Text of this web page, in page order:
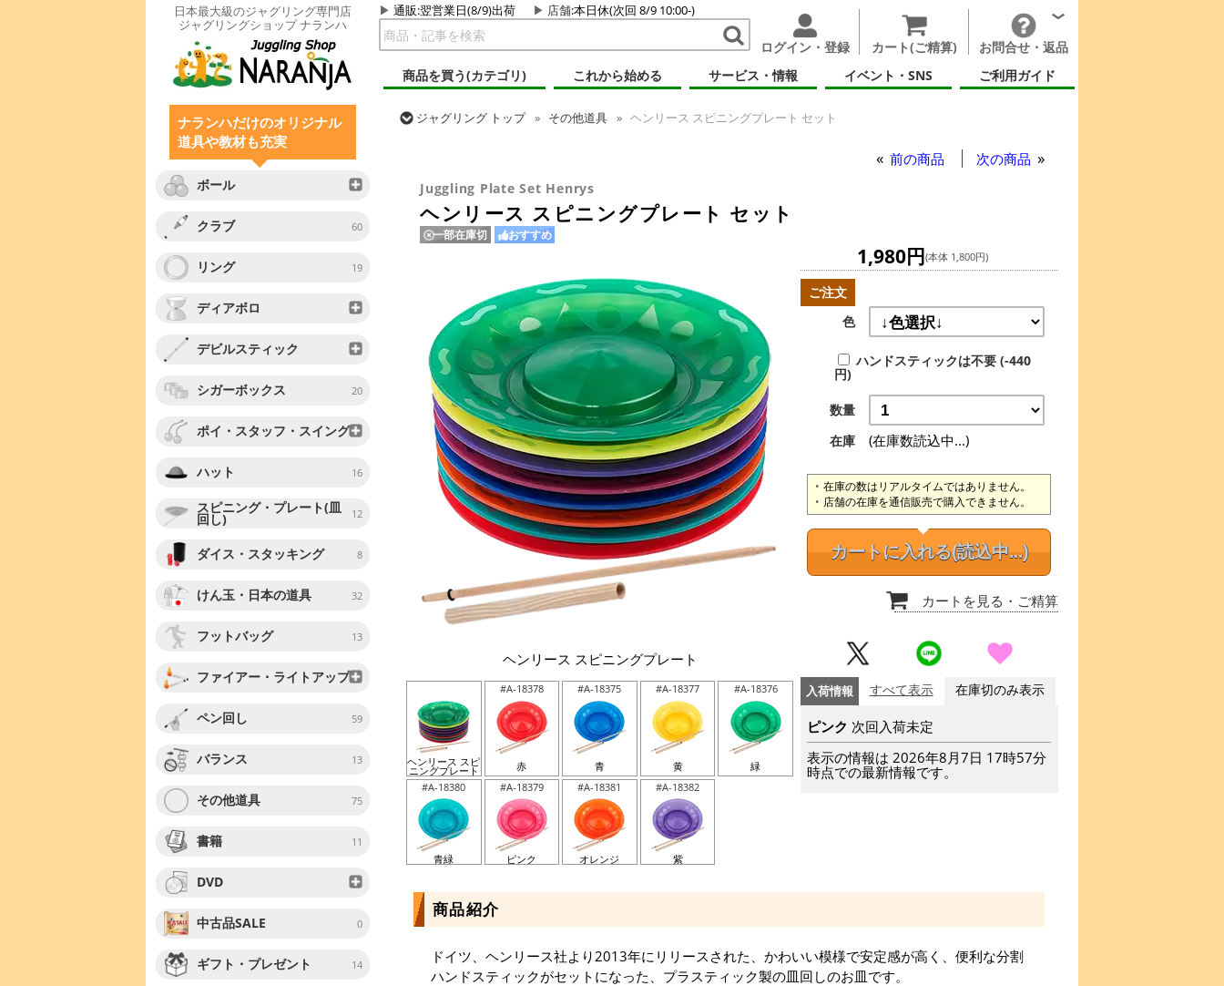
日本最大級のジャグリング専門店
ジャグリングショップ ナランハ
通販:翌営業日(8/9)出荷 店舗:本日休(次回 8/9 10:00-)
ログイン・登録 カート(ご精算)
お問合せ・返品
商品を買う(カテゴリ)
これから始める サービス・情報 イベント・SNS ご利用ガイド
ナランハだけのオリジナル
道具や教材も充実
ボール
クラブ 60
リング 19
ディアボロ
デビルスティック
シガーボックス 20
ポイ・スタッフ・スイング
ハット 16
スピニング・プレート(皿
回し) 12
ダイス・スタッキング 8
けん玉・日本の道具 32
フットバッグ 13
ファイアー・ライトアップ
ペン回し 59
バランス 13
その他道具 75
書籍 11
DVD
中古品SALE 0
ギフト・プレゼント 14
ジャグリング トップ その他道具
ヘンリース スピニングプレート セット
前の商品 次の商品
Juggling Plate Set Henrys
ヘンリース スピニングプレート セット
一部在庫切 おすすめ
ヘンリース スピニングプレート
ヘンリース スピ
ニングプレート
#A-18378
赤
#A-18375
青
#A-18377
黄
#A-18376
緑
#A-18380
青緑
#A-18379
ピンク
#A-18381
オレンジ
#A-18382
紫
1,980円(本体 1,800円)
ご注文
色
ハンドスティックは不要 (-440
円)
数量
在庫
(在庫数読込中...)
在庫の数はリアルタイムではありません。
店舗の在庫を通信販売で購入できません。
カートに入れる(読込中...)
カートを見る ・ご精算
入荷情報 すべて表示 在庫切のみ表示
ピンク 次回入荷未定
表示の情報は 2026年8月7日 17時57分
時点での最新情報です。
商品紹介
ドイツ、ヘンリース社より2013年にリリースされた、かわいい模様で安定感が高く、便利な分割
ハンドスティックがセットになった、プラスティック製の皿回しのお皿です。